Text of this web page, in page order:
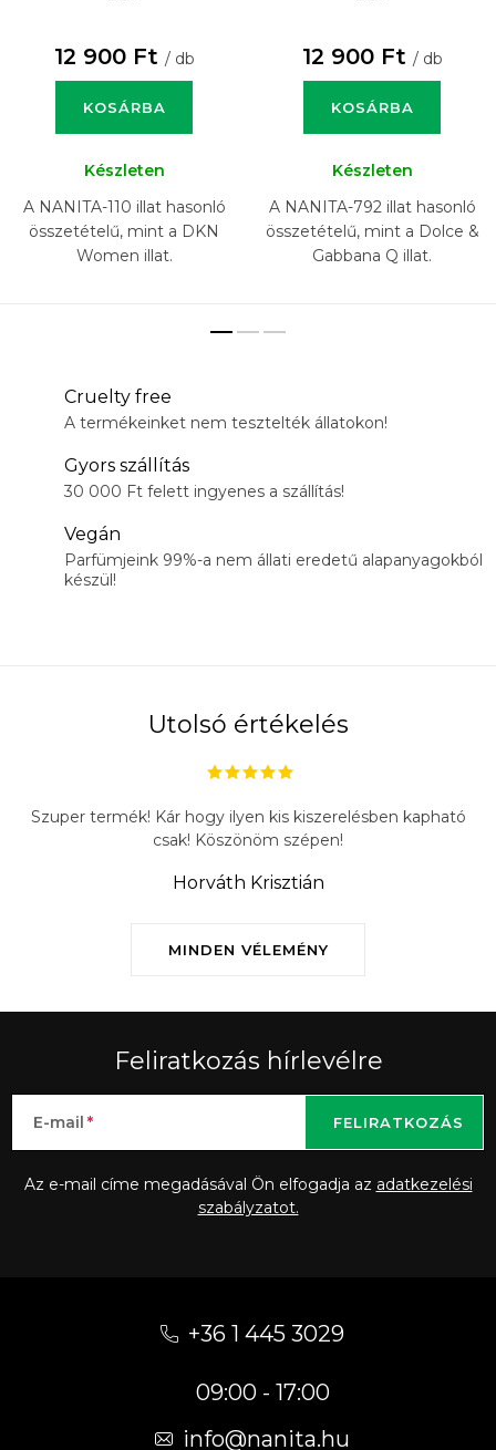
12 900 Ft / db
KOSÁRBA
Készleten
A NANITA-110 illat hasonló
összetételű, mint a DKN
Women illat.
12 900 Ft / db
KOSÁRBA
Készleten
A NANITA-792 illat hasonló
összetételű, mint a Dolce &
Gabbana Q illat.
Cruelty free
A termékeinket nem tesztelték állatokon!
Gyors szállítás
30 000 Ft felett ingyenes a szállítás!
Vegán
Parfümjeink 99%-a nem állati eredetű alapanyagokból
készül!
Utolsó értékelés
MINDEN VÉLEMÉNY
Szuper termék! Kár hogy ilyen kis kiszerelésben kapható
csak! Köszönöm szépen!
Horváth Krisztián
Feliratkozás hírlevélre
E-mail
Az e-mail címe megadásával Ön elfogadja az adatkezelési
szabályzatot.
FELIRATKOZÁS
+36 1 445 3029
09:00 - 17:00
info@nanita.hu